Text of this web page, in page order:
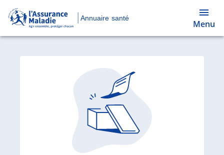
Annuaire santé
Menu